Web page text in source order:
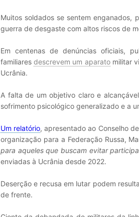
Muitos soldados se sentem enganados,
guerra de desgaste com altos riscos de
Em centenas de denúncias oficiais,
familiaresdescrevem um aparatomilitar
Ucrânia.
A falta de um objetivo claro e
sofrimento psicológico generalizado e a
Um relatório, apresentado ao Conselho
organização para a Federação Russa,
para aqueles que buscam evitar
enviadas à Ucrânia desde 2022.
Deserção e recusa em lutar podem
de frente.